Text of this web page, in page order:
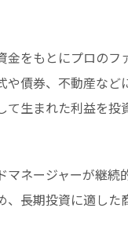
金をもとにプロのフ
や債券、不動産など
て生まれた利益を投
マネージャーが継続
長期投資に適した